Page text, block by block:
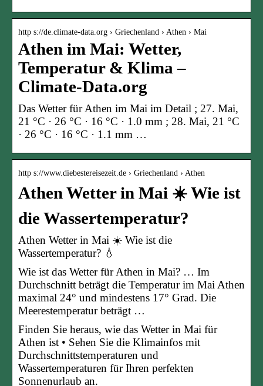
http s://de.climate-data.org › Griechenland › Athen › Mai
Athen im Mai: Wetter,
Temperatur & Klima –
Climate-Data.org
Das Wetter für Athen im Mai im Detail ; 27. Mai,
21 °C · 26 °C · 16 °C · 1.0 mm ; 28. Mai, 21 °C
· 26 °C · 16 °C · 1.1 mm …
http s://www.diebestereisezeit.de › Griechenland › Athen
Athen Wetter in Mai ☀️ Wie ist
die Wassertemperatur?
Athen Wetter in Mai ☀️ Wie ist die
Wassertemperatur? 💧
Wie ist das Wetter für Athen in Mai? … Im
Durchschnitt beträgt die Temperatur im Mai Athen
maximal 24° und mindestens 17° Grad. Die
Meerestemperatur beträgt …
Finden Sie heraus, wie das Wetter in Mai für
Athen ist • Sehen Sie die Klimainfos mit
Durchschnittstemperaturen und
Wassertemperaturen für Ihren perfekten
Sonnenurlaub an.